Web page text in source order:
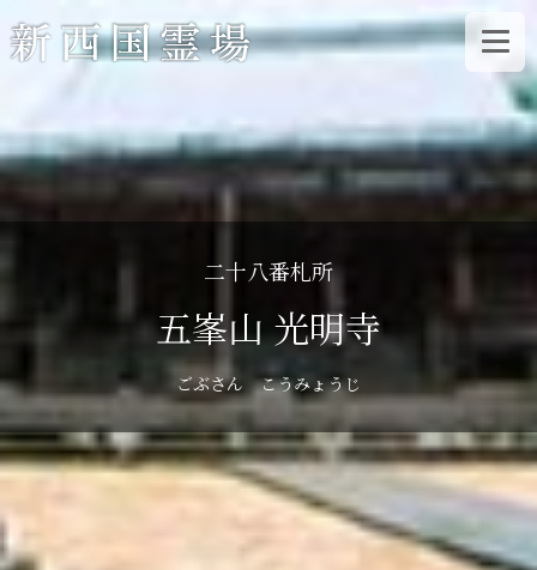
ン
ン
ツ
ッ
二十八番札所
五峯山 光明寺
ごぶさん こうみょうじ